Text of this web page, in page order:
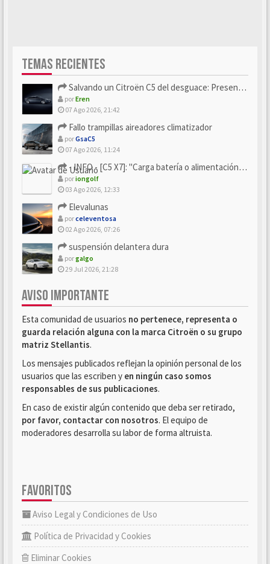
TEMAS RECIENTES
Salvando un Citroën C5 del desguace: Presentación y seguimiento
porEren
07 Ago 2026, 21:42
Fallo trampillas aireadores climatizador
porGsaC5
07 Ago 2026, 11:24
- INFO - [C5 X7]: "Carga batería o alimentación eléctri...
poriongolf
03 Ago 2026, 12:33
Elevalunas
porceleventosa
02 Ago 2026, 07:26
suspensión delantera dura
porgalgo
29 Jul 2026, 21:28
AVISO IMPORTANTE
Esta comunidad de usuarios no pertenece, representa o
guarda relación alguna con la marca Citroën o su grupo
matriz Stellantis.
Los mensajes publicados reflejan la opinión personal de los
usuarios que las escriben y en ningún caso somos
responsables de sus publicaciones.
En caso de existir algún contenido que deba ser retirado,
por favor, contactar con nosotros. El equipo de
moderadores desarrolla su labor de forma altruista.
FAVORITOS
Aviso Legal y Condiciones de Uso
Política de Privacidad y Cookies
Eliminar Cookies